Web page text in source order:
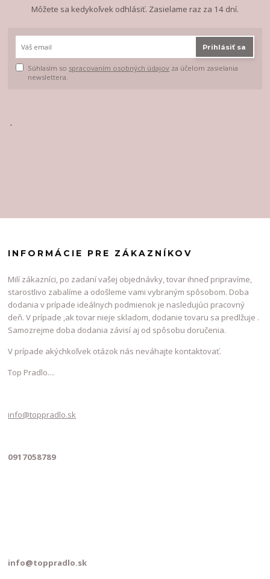
Môžete sa kedykoľvek odhlásiť. Zasielame raz za 14 dní.
Prihlásiť sa
Súhlasím so spracovaním osobných údajov za účelom zasielania
newslettera.
.
INFORMÁCIE PRE ZÁKAZNÍKOV
Milí zákazníci, po zadaní vašej objednávky, tovar ihneď pripravíme,
starostlivo zabalíme a odošleme vami vybraným spôsobom. Doba
dodania v prípade ideálnych podmienok je nasledujúci pracovný
deň. V prípade ,ak tovar nieje skladom, dodanie tovaru sa predlžuje .
Samozrejme doba dodania závisí aj od spôsobu doručenia.
V prípade akýchkoľvek otázok nás neváhajte kontaktovať.
Top Pradlo....
info@toppradlo.sk
0917058789
info@toppradlo.sk